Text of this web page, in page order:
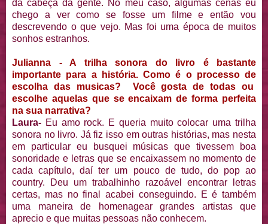
da cabeça da gente. No meu caso, algumas cenas eu
chego a ver como se fosse um filme e então vou
descrevendo o que vejo. Mas foi uma época de muitos
sonhos estranhos.
Julianna - A trilha sonora do livro é bastante
importante para a história. Como é o processo de
escolha das musicas? Você gosta de todas ou
escolhe aquelas que se encaixam de forma perfeita
na sua narrativa?
Laura- Eu amo rock. E queria muito colocar uma trilha
sonora no livro. Já fiz isso em outras histórias, mas nesta
em particular eu busquei músicas que tivessem boa
sonoridade e letras que se encaixassem no momento de
cada capítulo, daí ter um pouco de tudo, do pop ao
country. Deu um trabalhinho razoável encontrar letras
certas, mas no final acabei conseguindo. E é também
uma maneira de homenagear grandes artistas que
aprecio e que muitas pessoas não conhecem.